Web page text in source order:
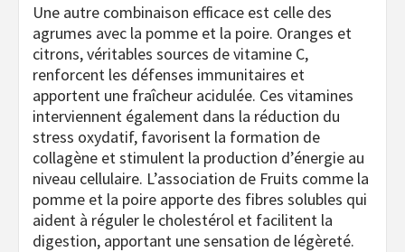
Une autre combinaison efficace est celle des
agrumes avec la pomme et la poire. Oranges et
citrons, véritables sources de vitamine C,
renforcent les défenses immunitaires et
apportent une fraîcheur acidulée. Ces vitamines
interviennent également dans la réduction du
stress oxydatif, favorisent la formation de
collagène et stimulent la production d’énergie au
niveau cellulaire. L’association de Fruits comme la
pomme et la poire apporte des fibres solubles qui
aident à réguler le cholestérol et facilitent la
digestion, apportant une sensation de légèreté.